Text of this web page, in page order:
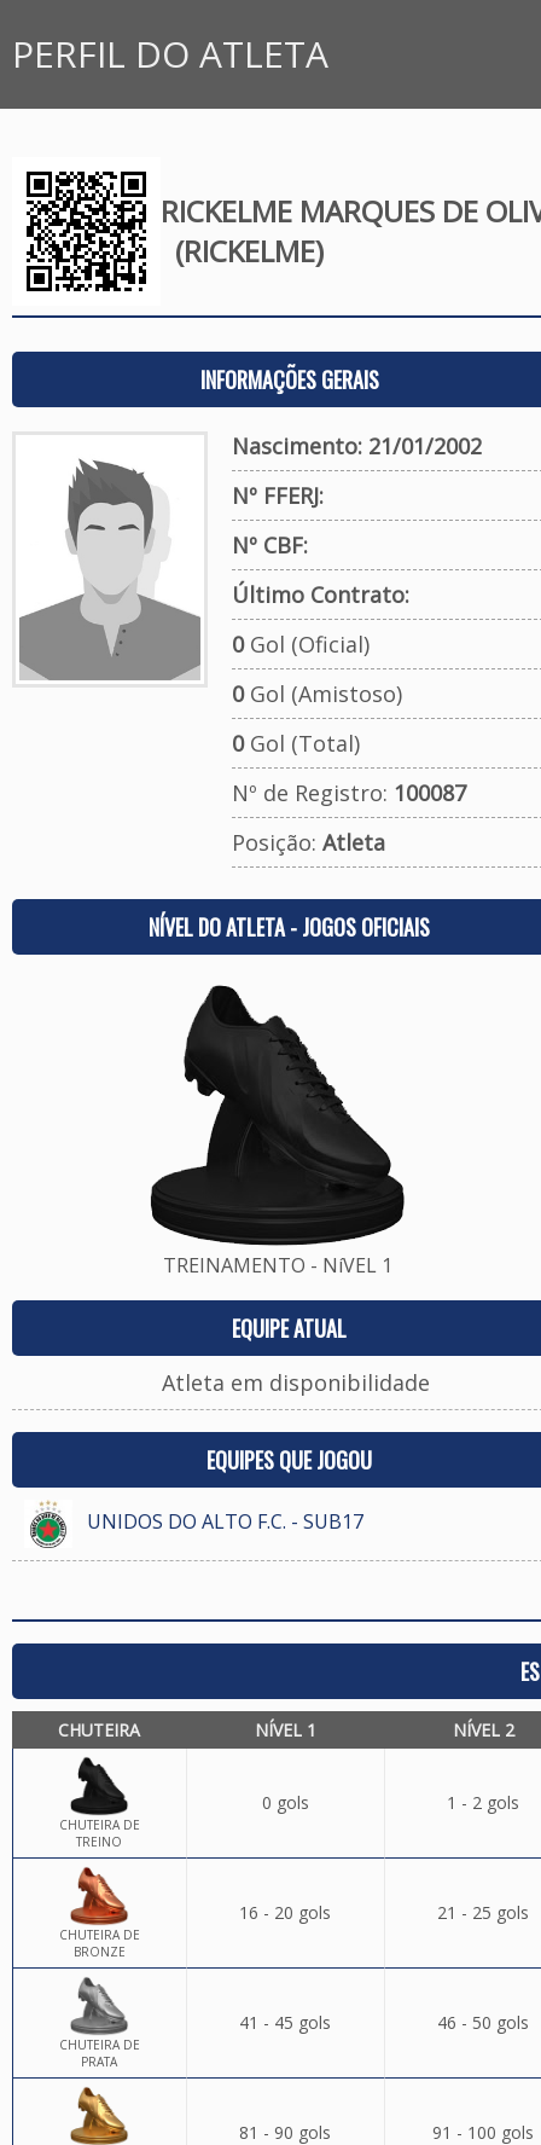
PERFIL DO ATLETA
RICKELME MARQUES DE
(RICKELME)
INFORMAÇÕES GERAIS
Nascimento: 21/01/2002
Nº FFERJ:
Nº CBF:
Último Contrato:
0Gol (Oficial)
0Gol (Amistoso)
0Gol (Total)
Nº de Registro: 100087
Posição: Atleta
NÍVEL DO ATLETA - JOGOS OFICIAIS
TREINAMENTO - NíVEL 1
EQUIPE ATUAL
Atleta em disponibilidade
EQUIPES QUE JOGOU
UNIDOS DO ALTO F.C. - SUB17
CHUTEIRA NÍVEL 1 NÍVEL 2
CHUTEIRA DE
TREINO
0 gols 1 - 2 gols
CHUTEIRA DE
BRONZE
16 - 20 gols 21 - 25 gols
CHUTEIRA DE
PRATA
41 - 45 gols 46 - 50 gols
81 - 90 gols 91 - 100 gols